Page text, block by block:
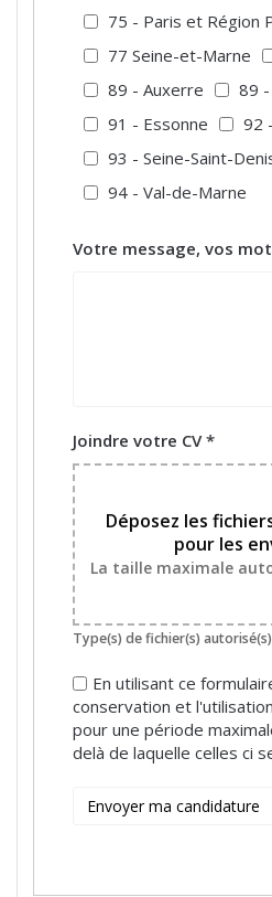
75 - Paris et Région
77 Seine-et-Marne
89 - Auxerre
89 -
91 - Essonne
92
93 - Seine-Saint-
94 - Val-de-Marne
Votre message, vos
Joindre votre CV*
Déposez les
pour les
La taille maximale
Type(s) de fichier(s)
En utilisant ce
conservation et
pour une période
delà de laquelle celles ci